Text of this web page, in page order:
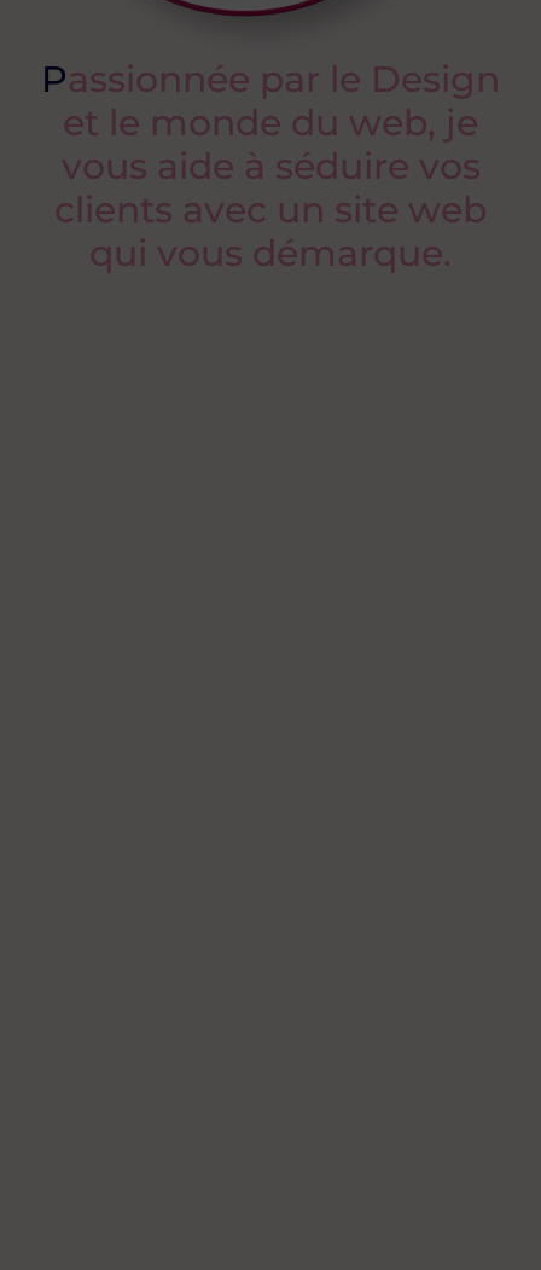
Passionnée par le Design
et le monde du web, je
vous aide à séduire vos
clients avec un site web
qui vous démarque.